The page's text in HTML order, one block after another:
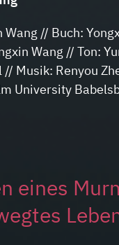
Wang // Buch:
Wang // Ton:
// Musik: Renyou
University
eines